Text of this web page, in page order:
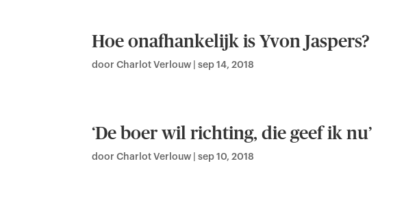
Hoe onafhankelijk is Yvon Jaspers?
doorCharlot Verlouw |sep 14, 2018
‘De boer wil richting, die geef ik nu’
doorCharlot Verlouw |sep 10, 2018